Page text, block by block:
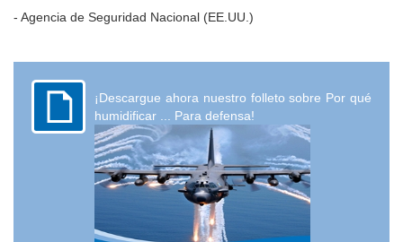
- Agencia de Seguridad Nacional (EE.UU.)
¡Descargue ahora nuestro folleto sobre Por qué
humidificar ... Para defensa!